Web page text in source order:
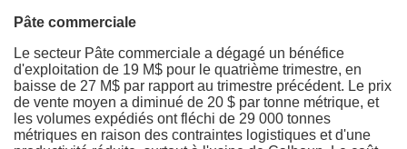
Pâte commerciale
Le secteur Pâte commerciale a dégagé un bénéfice
d'exploitation de 19 M$ pour le quatrième trimestre, en
baisse de 27 M$ par rapport au trimestre précédent. Le prix
de vente moyen a diminué de 20 $ par tonne métrique, et
les volumes expédiés ont fléchi de 29 000 tonnes
métriques en raison des contraintes logistiques et d'une